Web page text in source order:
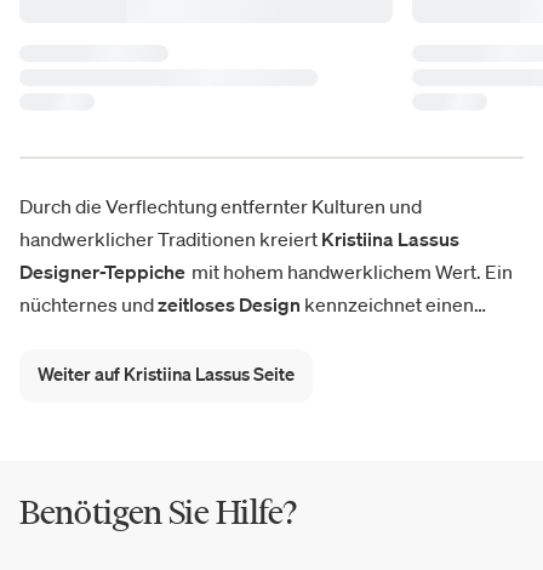
Durch die Verflechtung entfernter Kulturen und
handwerklicher Traditionen kreiert Kristiina Lassus
Designer-Teppiche mit hohem handwerklichem Wert. Ein
nüchternes undzeitloses Design kennzeichnet einen
erfolgreicher Kollektionen. Die hohe Qualität der Kristiina
manuellen Technik, zum Leben erweckt.
Weiter auf Kristiina Lassus Seite
Benötigen Sie Hilfe?